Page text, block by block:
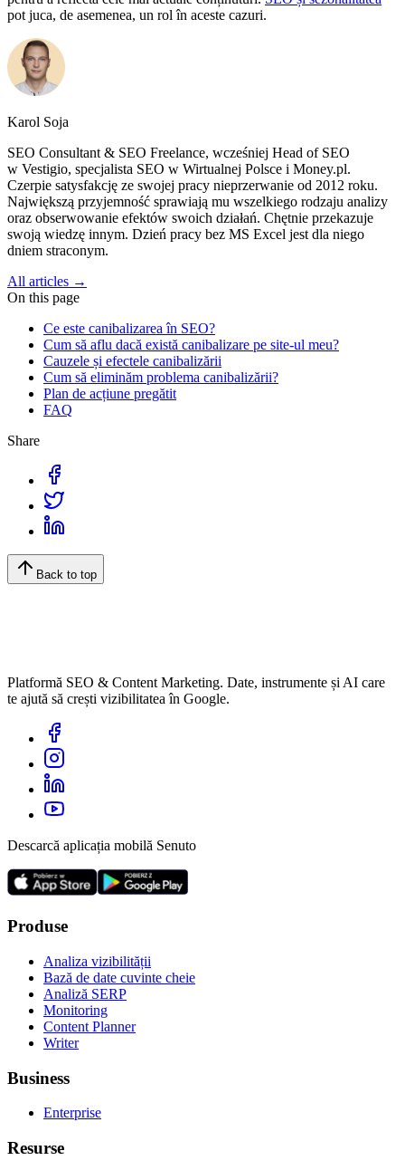
pot juca, de asemenea, un rol în aceste cazuri.
Karol Soja
SEO Consultant & SEO Freelance, wcześniej Head of SEO
w Vestigio, specjalista SEO w Wirtualnej Polsce i Money.pl.
Czerpie satysfakcję ze swojej pracy nieprzerwanie od 2012 roku.
Największą przyjemność sprawiają mu wszelkiego rodzaju analizy
oraz obserwowanie efektów swoich działań. Chętnie przekazuje
swoją wiedzę innym. Dzień pracy bez MS Excel jest dla niego
dniem straconym.
All articles →
On this page
Ce este canibalizarea în SEO?
Cum să aflu dacă există canibalizare pe site-ul meu?
Cauzele și efectele canibalizării
Cum să eliminăm problema canibalizării?
Plan de acțiune pregătit
FAQ
Share
Back to top
Platformă SEO & Content Marketing. Date, instrumente și AI care
te ajută să crești vizibilitatea în Google.
Descarcă aplicația mobilă Senuto
Produse
Analiza vizibilității
Bază de date cuvinte cheie
Analiză SERP
Monitoring
Content Planner
Writer
Business
Enterprise
Resurse